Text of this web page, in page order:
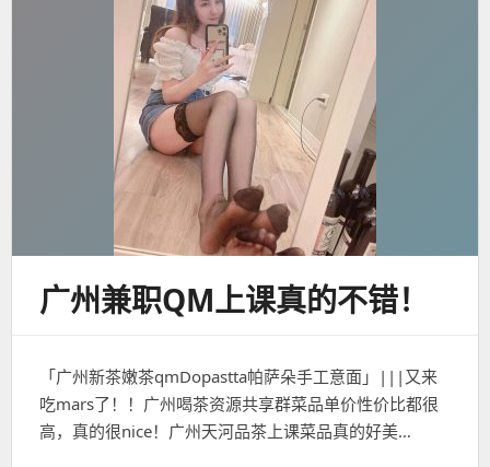
广州兼职QM上课真的不错！
「广州新茶嫩茶qmDopastta帕萨朵手工意面」|||又来
吃mars了！！广州喝茶资源共享群菜品单价性价比都很
高，真的很nice！广州天河品茶上课菜品真的好美…